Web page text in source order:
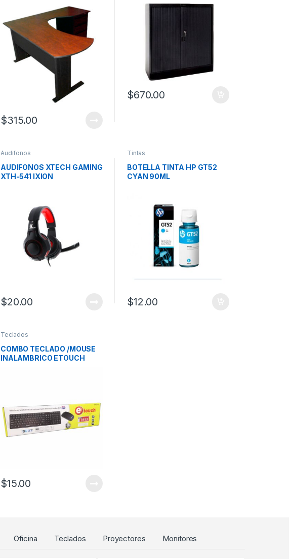
$315.00
$670.00
Audifonos
AUDIFONOS XTECH GAMING
XTH-541 IXION
$20.00
Tintas
BOTELLA TINTA HP GT52
CYAN 90ML
$12.00
Teclados
COMBO TECLADO /MOUSE
INALAMBRICO ETOUCH
$15.00
Oficina Teclados Proyectores Monitores